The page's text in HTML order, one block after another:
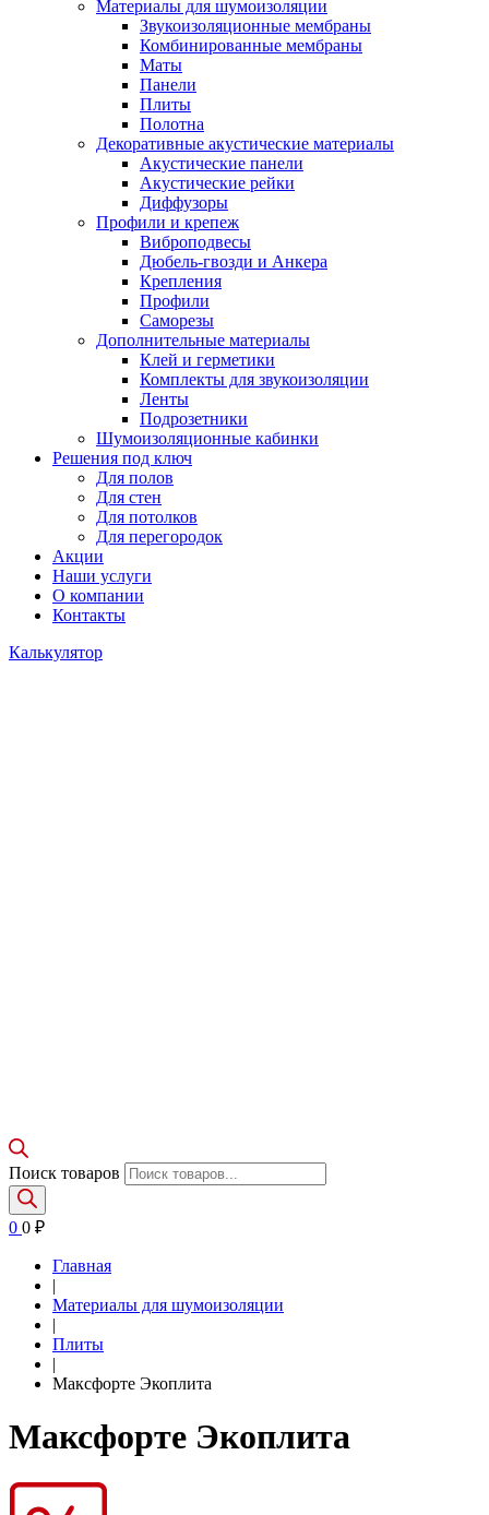
Материалы для шумоизоляции
Звукоизоляционные мембраны
Комбинированные мембраны
Маты
Панели
Плиты
Полотна
Декоративные акустические материалы
Акустические панели
Акустические рейки
Диффузоры
Профили и крепеж
Виброподвесы
Дюбель-гвозди и Анкера
Крепления
Профили
Саморезы
Дополнительные материалы
Клей и герметики
Комплекты для звукоизоляции
Ленты
Подрозетники
Шумоизоляционные кабинки
Решения под ключ
Для полов
Для стен
Для потолков
Для перегородок
Акции
Наши услуги
О компании
Контакты
Калькулятор
Поиск товаров
0 0 ₽
Главная
|
Материалы для шумоизоляции
|
Плиты
|
Максфорте Экоплита
Максфорте Экоплита